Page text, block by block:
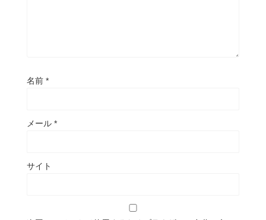
名前 *
メール *
サイト